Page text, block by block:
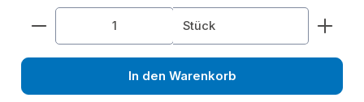
Produkt Anzahl: Gib den gewünschten Wert
Stück
In den Warenkorb